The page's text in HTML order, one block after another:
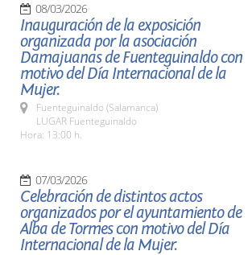
08/03/2026
Inauguración de la exposición
organizada por la asociación
Damajuanas de Fuenteguinaldo con
motivo del Día Internacional de la
Mujer.
Fuenteguinaldo (Salamanca)
LUGAR Fuenteguinaldo
Hora: 13:00 h.
07/03/2026
Celebración de distintos actos
organizados por el ayuntamiento de
Alba de Tormes con motivo del Día
Internacional de la Mujer.